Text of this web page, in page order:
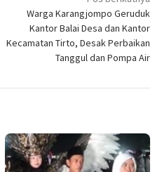
Warga Karangjompo Geruduk
Kantor Balai Desa dan Kantor
Kecamatan Tirto, Desak Perbaikan
Tanggul dan Pompa Air